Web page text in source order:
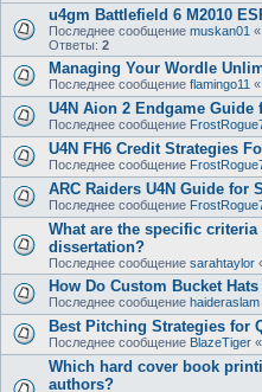
u4gm Battlefield 6 M2010
Последнее сообщение muskan01 «
Ответы: 2
Managing Your Wordle
Последнее сообщение flamingo11 «
U4N Aion 2 Endgame
Последнее сообщение
U4N FH6 Credit Strategies
Последнее сообщение
ARC Raiders U4N Guide for
Последнее сообщение
What are the specific
dissertation?
Последнее сообщение sarahtaylor
How Do Custom Bucket
Последнее сообщение haideraslam
Best Pitching Strategies for
Последнее сообщение BlazeTiger «
Which hard cover book
authors?